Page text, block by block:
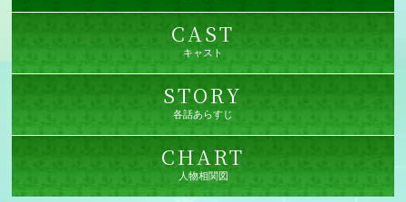
CAST
キャスト
STORY
各話あらすじ
CHART
人物相関図